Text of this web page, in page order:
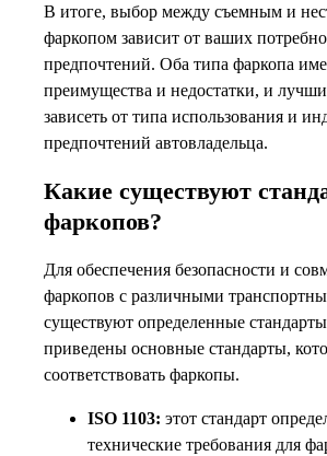
В итоге, выбор между съемным и
фаркопом зависит от ваших
предпочтений. Оба типа фаркопа
преимущества и недостатки, и
зависеть от типа использования и
предпочтений автовладельца.
Какие существуют
фаркопов?
Для обеспечения безопасности и
фаркопов с различными
существуют определенные
приведены основные стандарты,
соответствовать фаркопы.
ISO 1103: этот стандарт
технические требования для